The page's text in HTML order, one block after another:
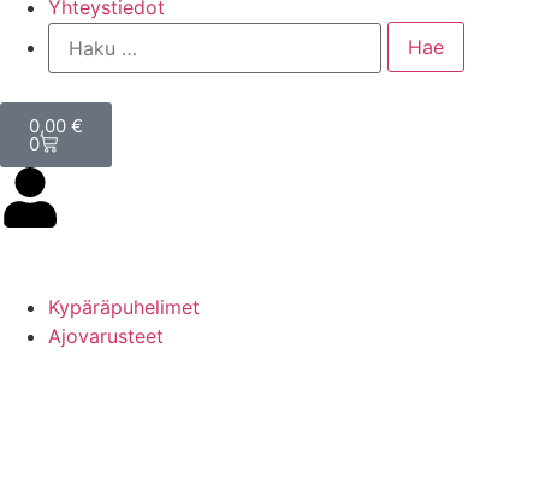
Yhteystiedot
0,00 €
0
Kypäräpuhelimet
Ajovarusteet